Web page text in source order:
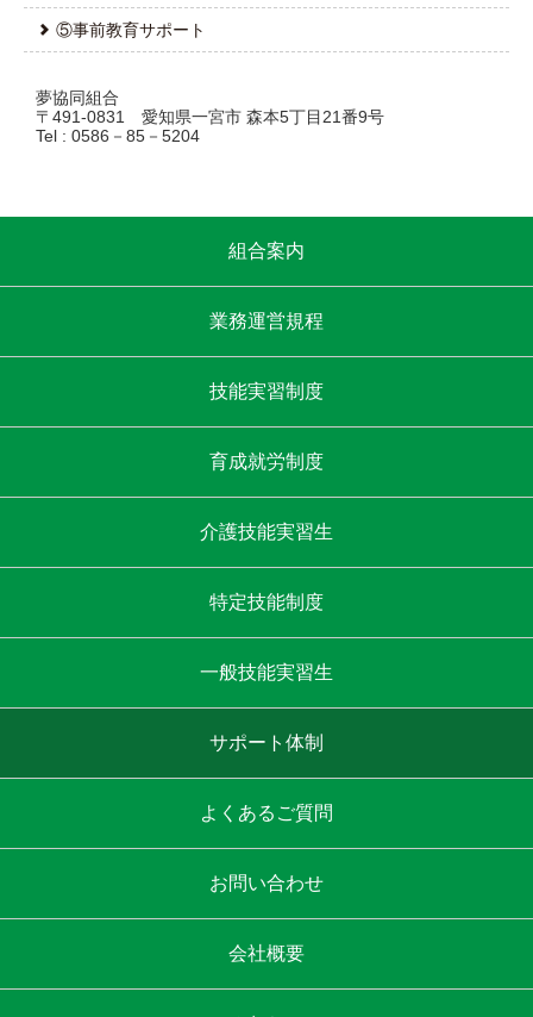
⑤事前教育サポート
夢協同組合
〒491-0831 愛知県一宮市 森本5丁目21番9号
Tel : 0586－85－5204
組合案内
業務運営規程
技能実習制度
育成就労制度
介護技能実習生
特定技能制度
一般技能実習生
サポート体制
よくあるご質問
お問い合わせ
会社概要